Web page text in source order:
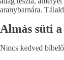
aranybarnára.
Almás süti
Nincs kedved